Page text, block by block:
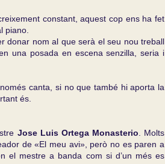
constant, aquest cop ens ha fet
piano.
donar nom al que serà el seu nou treball
una posada en escena senzilla, seria i
canta, si no que també hi aporta la
és.
Jose Luis Ortega Monasterio . Molts
de «El meu avi», però no es paren a
el mestre a banda com si d’un més es